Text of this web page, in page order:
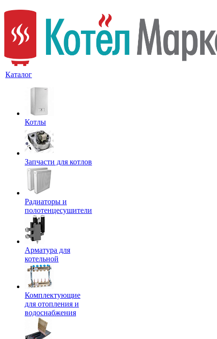
Каталог
Котлы
Запчасти для котлов
Радиаторы и
полотенцесушители
Арматура для
котельной
Комплектующие
для отопления и
водоснабжения